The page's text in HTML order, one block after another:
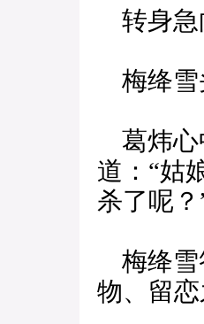
转身急
梅绛雪
葛炜心
道：“姑
杀了呢？
梅绛雪
物、留